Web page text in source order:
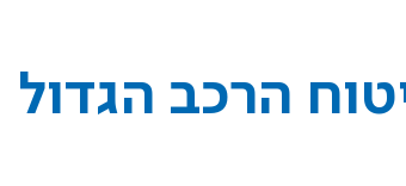
הרכב הגדול